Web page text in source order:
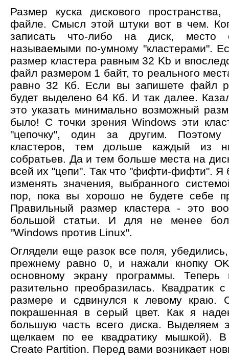
Размер куска дискового
файле. Смысл этой штуки вот в чем.
записать что-либо на диск, место
называемыми по-умному "кластерами".
размер кластера равным 32 Kb и
файл размером 1 байт, то реального
равно 32 Кб. Если вы запишете файл
будет выделено 64 Кб. И так далее.
это указать минимально возможный
было! C точки зрения Windows эти
"цепочку", один за другим.
кластеров, тем дольше каждый из
собратьев. Да и тем больше места на
всей их "цепи". Так что "фифти-фифти". Я
изменять значения, выбранного
пор, пока вы хорошо не будете себе
Правильный размер кластера - это
большой статьи. И для не менее
"Windows против Linux".
Оглядели еще разок все поля,
прежнему равно 0, и нажали кнопку
основному экрану программы. Теперь
разительно преобразилась.
размере и сдвинулся к левому краю.
покрашенная в серый цвет. Как я
большую часть всего диска. Выделяем
щелкаем по ее квадратику мышкой).
Create Partition. Перед вами возникает